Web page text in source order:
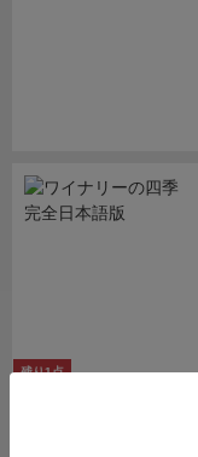
残り1点